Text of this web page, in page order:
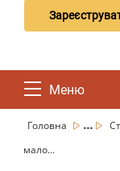
Меню
Головна ...
мало...